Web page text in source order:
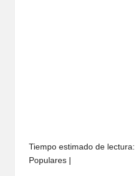
Tiempo estimado de
Populares |